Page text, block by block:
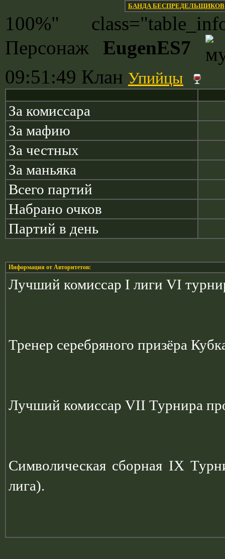
БАНДА БЕСПРЕДЕЛЬЩИКОВ
100%"
Персонаж EugenES7
09:51:49 Клан Упийцы
За комиссара
За мафию
За честных
За маньяка
Всего партий
Набрано очков
Партий в день
Информация от Авторитетов:
Лучший комиссар I лиги VI
Тренер серебряного призёра
Лучший комиссар VII Турнира
Символическая сборная IX
лига).